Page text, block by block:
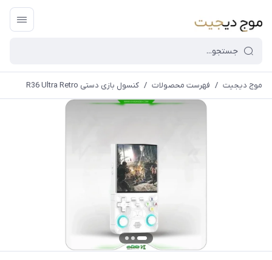
قیمت و
موج دیجیت / فهرست محصولات / کنسول بازی دستی R36 Ultra Retro